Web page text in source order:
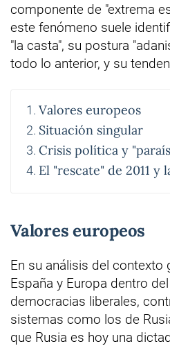
componente de "extrema
este fenómeno suele
"la casta", su postura
todo lo anterior, y su
Valores europeos
Situación singular
Crisis política y
El "rescate" de 2011
Valores europeos
En su análisis del contexto
España y Europa dentro
democracias liberales,
sistemas como los de
que Rusia es hoy una